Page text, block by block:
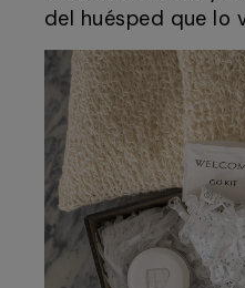
del huésped que lo